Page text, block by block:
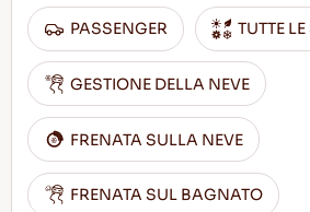
PASSENGER TUTTE
GESTIONE DELLA NEVE
FRENATA SULLA NEVE
FRENATA SUL BAGNATO